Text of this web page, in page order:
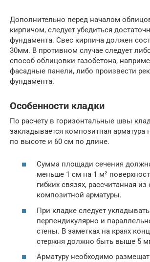
Дополнительно перед началом
кирпичом, следует убедиться
фундамента. Свес кирпича должен
30мм. В противном случае следует
способ облицовки газобетона,
фасадные панели, либо произвести
фундамента.
Особенности кладки
По расчету в горизонтальные швы
закладывается композитная арматура
по высоте и 60 см по длине.
Сумма площади сечения
меньше 1 см на 1 м²
гибких связях, рассчитанная из
композитной арматуры.
При кладке следует
перпендикулярно и
стены. В заметках на краях
стержня должно быть выше 5
Арматуру необходимо